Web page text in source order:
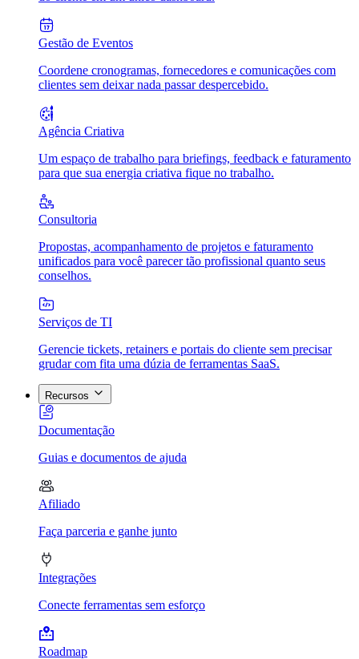
Gestão de Eventos
Coordene cronogramas, fornecedores e comunicações com
clientes sem deixar nada passar despercebido.
Agência Criativa
Um espaço de trabalho para briefings, feedback e faturamento
para que sua energia criativa fique no trabalho.
Consultoria
Propostas, acompanhamento de projetos e faturamento
unificados para você parecer tão profissional quanto seus
conselhos.
Serviços de TI
Gerencie tickets, retainers e portais do cliente sem precisar
grudar com fita uma dúzia de ferramentas SaaS.
Recursos
Documentação
Guias e documentos de ajuda
Afiliado
Faça parceria e ganhe junto
Integrações
Conecte ferramentas sem esforço
Roadmap